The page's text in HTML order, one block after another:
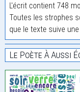
L'écrit contient 748
Toutes les strophes
que le texte suive
Le Poète À Aussi